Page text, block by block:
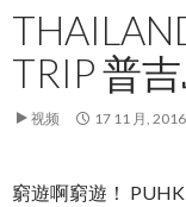
TRIP 普
视频 17 11 月, 2016
窮遊啊窮遊！